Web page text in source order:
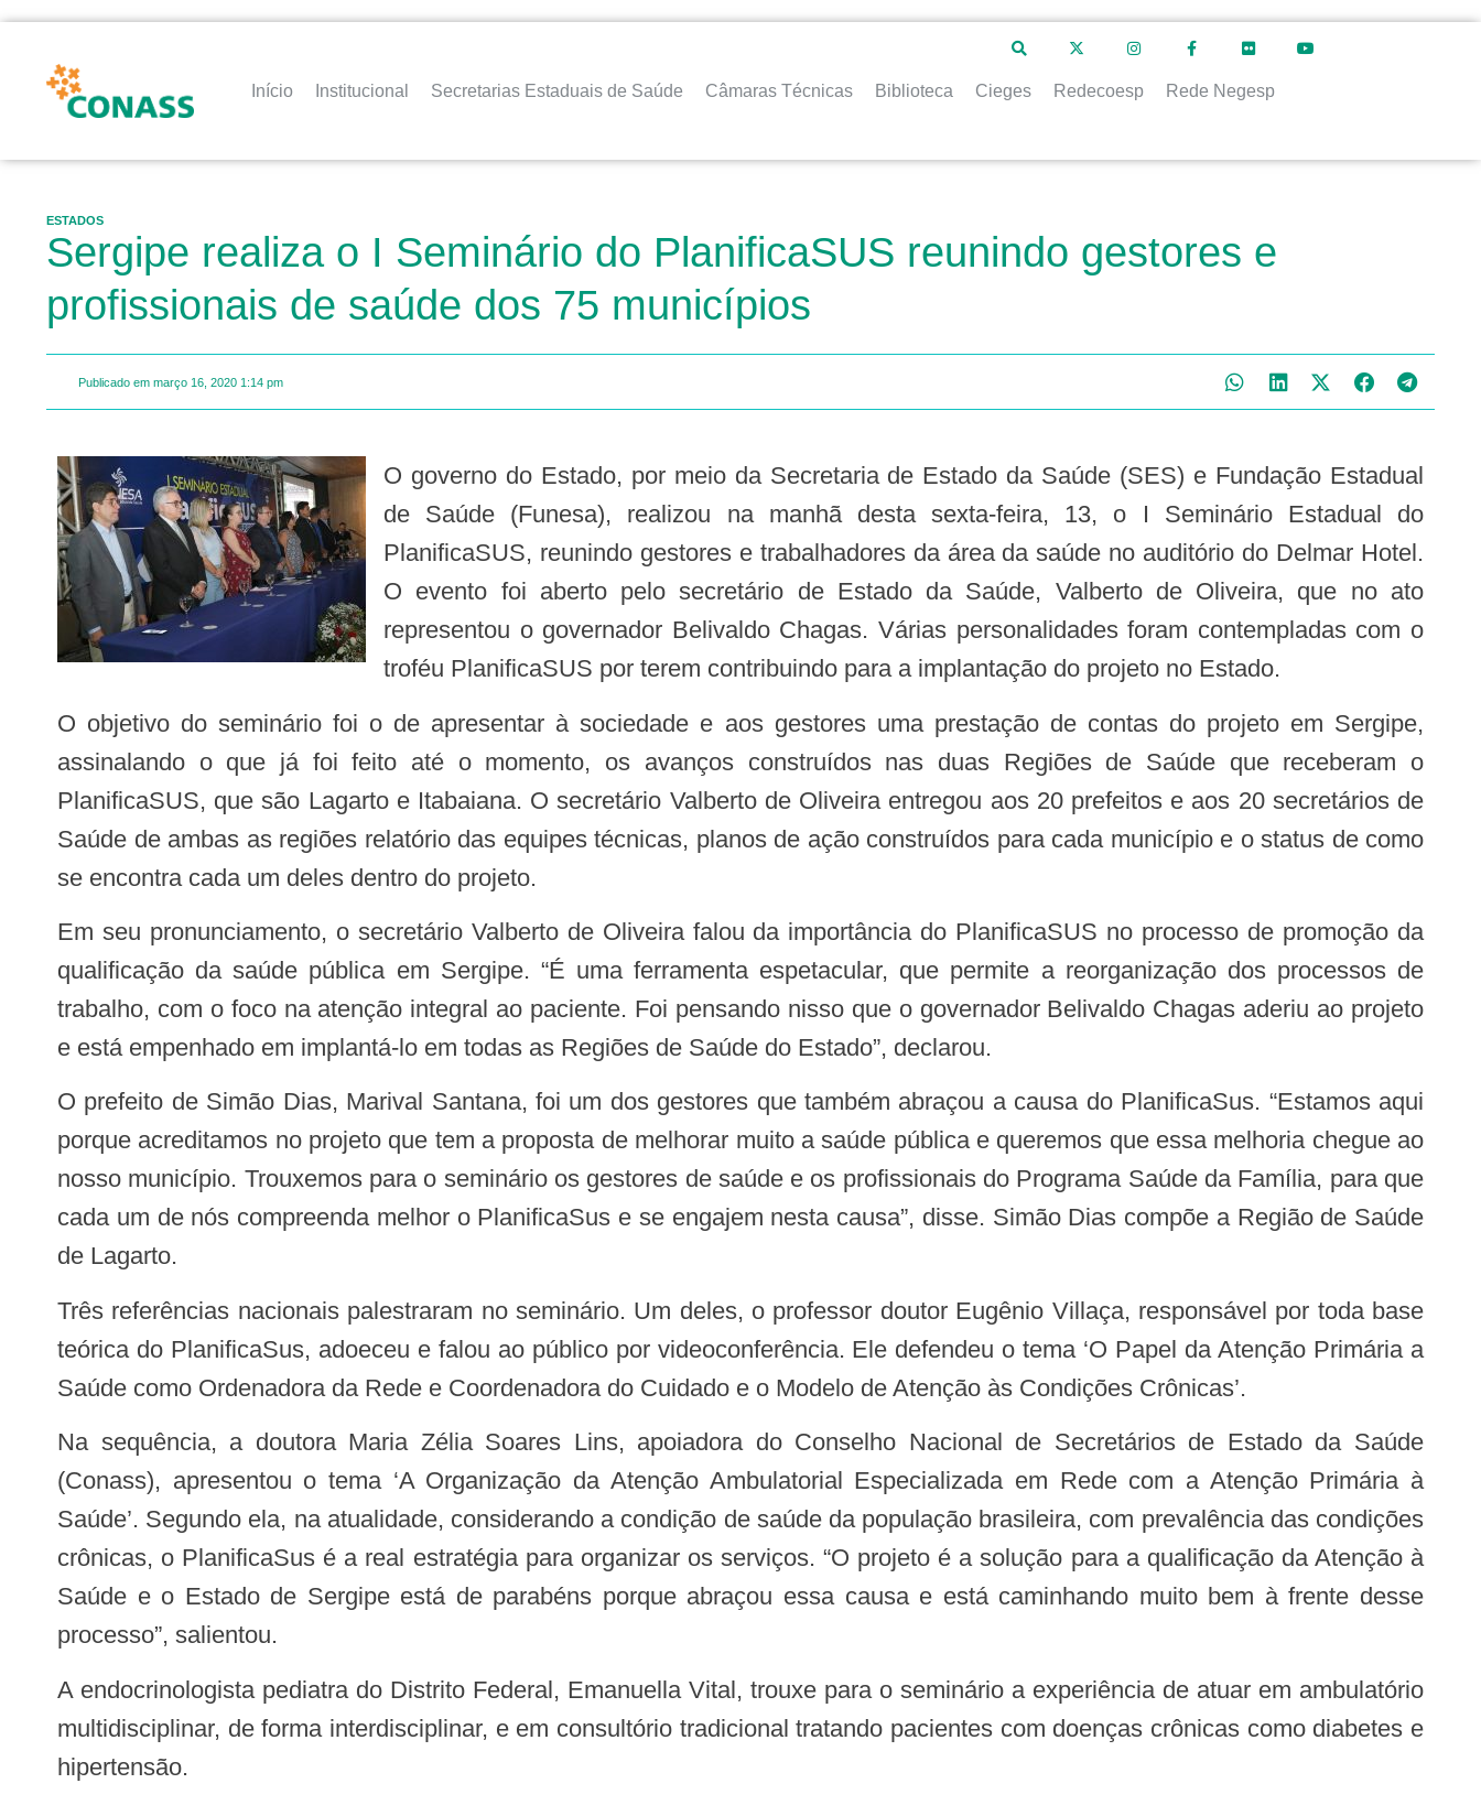
Início Institucional Secretarias Estaduais de Saúde Câmaras Técnicas Biblioteca Cieges Redecoesp Rede Negesp
ESTADOS
Sergipe realiza o I Seminário do PlanificaSUS reunindo gestores e
profissionais de saúde dos 75 municípios
Publicado em março 16, 2020 1:14 pm
O governo do Estado, por meio da Secretaria de Estado da Saúde (SES) e Fundação Estadual
de Saúde (Funesa), realizou na manhã desta sexta-feira, 13, o I Seminário Estadual do
PlanificaSUS, reunindo gestores e trabalhadores da área da saúde no auditório do Delmar Hotel.
O evento foi aberto pelo secretário de Estado da Saúde, Valberto de Oliveira, que no ato
representou o governador Belivaldo Chagas. Várias personalidades foram contempladas com o
troféu PlanificaSUS por terem contribuindo para a implantação do projeto no Estado.
O objetivo do seminário foi o de apresentar à sociedade e aos gestores uma prestação de contas do projeto em Sergipe,
assinalando o que já foi feito até o momento, os avanços construídos nas duas Regiões de Saúde que receberam o
PlanificaSUS, que são Lagarto e Itabaiana. O secretário Valberto de Oliveira entregou aos 20 prefeitos e aos 20 secretários de
Saúde de ambas as regiões relatório das equipes técnicas, planos de ação construídos para cada município e o status de como
se encontra cada um deles dentro do projeto.
Em seu pronunciamento, o secretário Valberto de Oliveira falou da importância do PlanificaSUS no processo de promoção da
qualificação da saúde pública em Sergipe. “É uma ferramenta espetacular, que permite a reorganização dos processos de
trabalho, com o foco na atenção integral ao paciente. Foi pensando nisso que o governador Belivaldo Chagas aderiu ao projeto
e está empenhado em implantá-lo em todas as Regiões de Saúde do Estado”, declarou.
O prefeito de Simão Dias, Marival Santana, foi um dos gestores que também abraçou a causa do PlanificaSus. “Estamos aqui
porque acreditamos no projeto que tem a proposta de melhorar muito a saúde pública e queremos que essa melhoria chegue ao
nosso município. Trouxemos para o seminário os gestores de saúde e os profissionais do Programa Saúde da Família, para que
cada um de nós compreenda melhor o PlanificaSus e se engajem nesta causa”, disse. Simão Dias compõe a Região de Saúde
de Lagarto.
Três referências nacionais palestraram no seminário. Um deles, o professor doutor Eugênio Villaça, responsável por toda base
teórica do PlanificaSus, adoeceu e falou ao público por videoconferência. Ele defendeu o tema ‘O Papel da Atenção Primária a
Saúde como Ordenadora da Rede e Coordenadora do Cuidado e o Modelo de Atenção às Condições Crônicas’.
Na sequência, a doutora Maria Zélia Soares Lins, apoiadora do Conselho Nacional de Secretários de Estado da Saúde
(Conass), apresentou o tema ‘A Organização da Atenção Ambulatorial Especializada em Rede com a Atenção Primária à
Saúde’. Segundo ela, na atualidade, considerando a condição de saúde da população brasileira, com prevalência das condições
crônicas, o PlanificaSus é a real estratégia para organizar os serviços. “O projeto é a solução para a qualificação da Atenção à
Saúde e o Estado de Sergipe está de parabéns porque abraçou essa causa e está caminhando muito bem à frente desse
processo”, salientou.
A endocrinologista pediatra do Distrito Federal, Emanuella Vital, trouxe para o seminário a experiência de atuar em ambulatório
multidisciplinar, de forma interdisciplinar, e em consultório tradicional tratando pacientes com doenças crônicas como diabetes e
hipertensão.